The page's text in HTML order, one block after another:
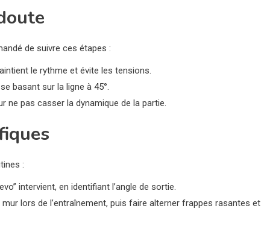
de suivre ces étapes :
le rythme et évite les tensions.
basant sur la ligne à 45°.
ne pas casser la dynamique de la partie.
:
intervient, en identifiant l’angle de sortie.
lors de l’entraînement, puis faire alterner frappes rasantes et